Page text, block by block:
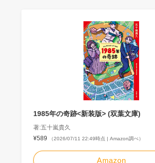
1985年の奇跡<新装版> (双葉文庫)
著:五十嵐貴久
¥589
（2026/07/11 22:49時点 | Amazon調べ）
Amazon